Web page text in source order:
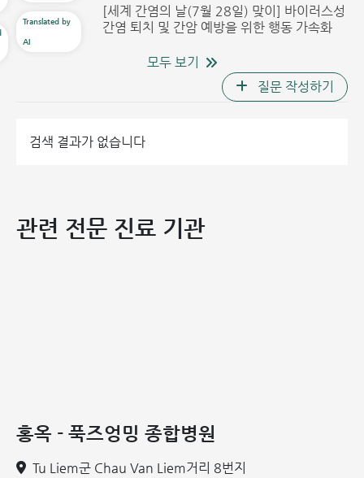
르게 호전되어 단 2일 만에 건강하게 퇴원할 수 있었습니다.
음파의 중요성
N.T.N 씨처럼 모호한 증상과 정상적인 초기 검사 결과에도 불
[세계 간염의 날(7월 28일) 맞이] 바이러스성
간염 퇴치 및 간암 예방을 위한 행동 가속화
모두 보기
의
질문 작성하기
검색 결과가 없습니다
관련 전문 진료 기관
홍옥 - 푹즈엉밍 종합병원
Tu Liem군 Chau Van Liem거리 8번지